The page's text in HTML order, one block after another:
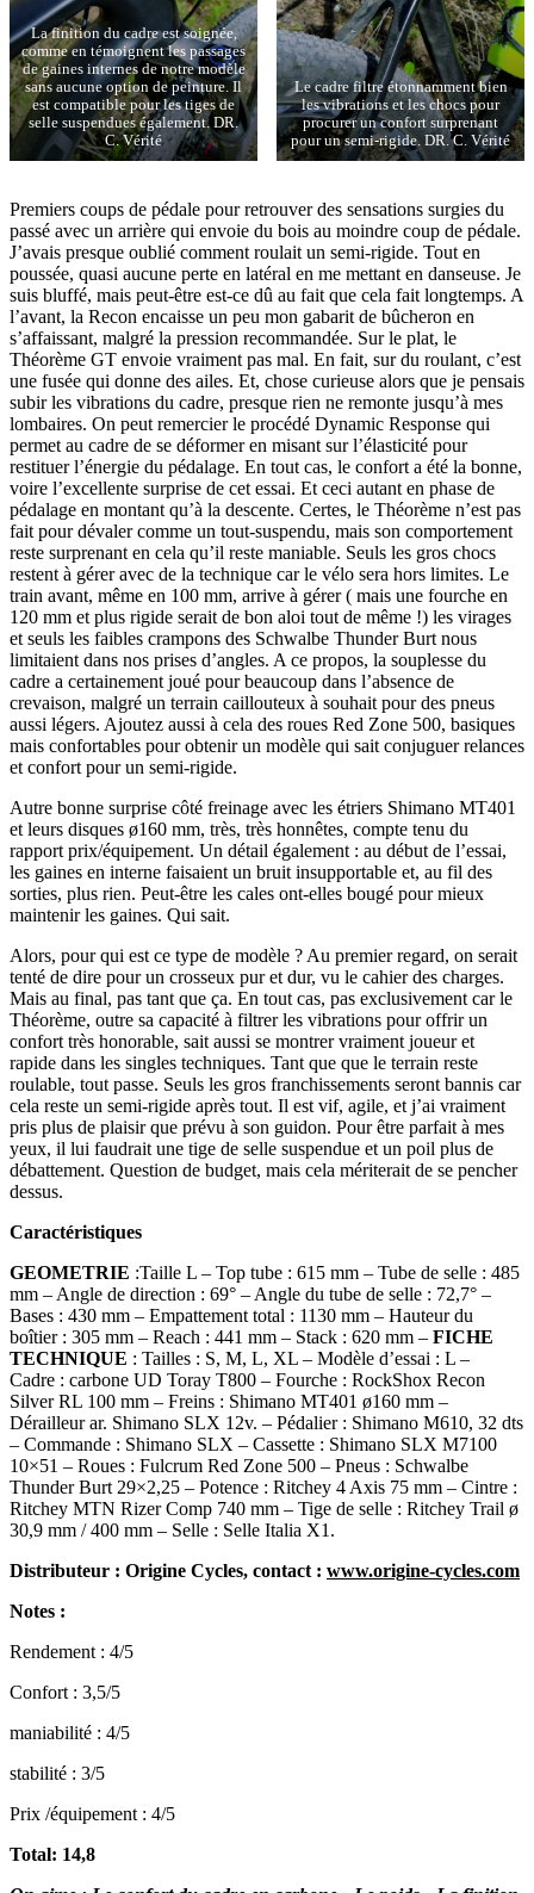
La finition du cadre est soignée,
comme en témoignent les passages
de gaines internes de notre modèle
sans aucune option de peinture. Il
est compatible pour les tiges de
selle suspendues également. DR.
C. Vérité
Le cadre filtre étonnamment bien
les vibrations et les chocs pour
procurer un confort surprenant
pour un semi-rigide. DR. C. Vérité
Premiers coups de pédale pour retrouver des sensations surgies du
passé avec un arrière qui envoie du bois au moindre coup de pédale.
J’avais presque oublié comment roulait un semi-rigide. Tout en
poussée, quasi aucune perte en latéral en me mettant en danseuse. Je
suis bluffé, mais peut-être est-ce dû au fait que cela fait longtemps. A
l’avant, la Recon encaisse un peu mon gabarit de bûcheron en
s’affaissant, malgré la pression recommandée. Sur le plat, le
Théorème GT envoie vraiment pas mal. En fait, sur du roulant, c’est
une fusée qui donne des ailes. Et, chose curieuse alors que je pensais
subir les vibrations du cadre, presque rien ne remonte jusqu’à mes
lombaires. On peut remercier le procédé Dynamic Response qui
permet au cadre de se déformer en misant sur l’élasticité pour
restituer l’énergie du pédalage. En tout cas, le confort a été la bonne,
voire l’excellente surprise de cet essai. Et ceci autant en phase de
pédalage en montant qu’à la descente. Certes, le Théorème n’est pas
fait pour dévaler comme un tout-suspendu, mais son comportement
reste surprenant en cela qu’il reste maniable. Seuls les gros chocs
restent à gérer avec de la technique car le vélo sera hors limites. Le
train avant, même en 100 mm, arrive à gérer ( mais une fourche en
120 mm et plus rigide serait de bon aloi tout de même !) les virages
et seuls les faibles crampons des Schwalbe Thunder Burt nous
limitaient dans nos prises d’angles. A ce propos, la souplesse du
cadre a certainement joué pour beaucoup dans l’absence de
crevaison, malgré un terrain caillouteux à souhait pour des pneus
aussi légers. Ajoutez aussi à cela des roues Red Zone 500, basiques
mais confortables pour obtenir un modèle qui sait conjuguer relances
et confort pour un semi-rigide.
Autre bonne surprise côté freinage avec les étriers Shimano MT401
et leurs disques ø160 mm, très, très honnêtes, compte tenu du
rapport prix/équipement. Un détail également : au début de l’essai,
les gaines en interne faisaient un bruit insupportable et, au fil des
sorties, plus rien. Peut-être les cales ont-elles bougé pour mieux
maintenir les gaines. Qui sait.
Alors, pour qui est ce type de modèle ? Au premier regard, on serait
tenté de dire pour un crosseux pur et dur, vu le cahier des charges.
Mais au final, pas tant que ça. En tout cas, pas exclusivement car le
Théorème, outre sa capacité à filtrer les vibrations pour offrir un
confort très honorable, sait aussi se montrer vraiment joueur et
rapide dans les singles techniques. Tant que que le terrain reste
roulable, tout passe. Seuls les gros franchissements seront bannis car
cela reste un semi-rigide après tout. Il est vif, agile, et j’ai vraiment
pris plus de plaisir que prévu à son guidon. Pour être parfait à mes
yeux, il lui faudrait une tige de selle suspendue et un poil plus de
débattement. Question de budget, mais cela mériterait de se pencher
dessus.
Caractéristiques
GEOMETRIE :Taille L – Top tube : 615 mm – Tube de selle : 485
mm – Angle de direction : 69° – Angle du tube de selle : 72,7° –
Bases : 430 mm – Empattement total : 1130 mm – Hauteur du
boîtier : 305 mm – Reach : 441 mm – Stack : 620 mm – FICHE
TECHNIQUE : Tailles : S, M, L, XL – Modèle d’essai : L –
Cadre : carbone UD Toray T800 – Fourche : RockShox Recon
Silver RL 100 mm – Freins : Shimano MT401 ø160 mm –
Dérailleur ar. Shimano SLX 12v. – Pédalier : Shimano M610, 32 dts
– Commande : Shimano SLX – Cassette : Shimano SLX M7100
10×51 – Roues : Fulcrum Red Zone 500 – Pneus : Schwalbe
Thunder Burt 29×2,25 – Potence : Ritchey 4 Axis 75 mm – Cintre :
Ritchey MTN Rizer Comp 740 mm – Tige de selle : Ritchey Trail ø
30,9 mm / 400 mm – Selle : Selle Italia X1.
Distributeur : Origine Cycles, contact : www.origine-cycles.com
Notes :
Rendement : 4/5
Confort : 3,5/5
maniabilité : 4/5
stabilité : 3/5
Prix /équipement : 4/5
Total: 14,8